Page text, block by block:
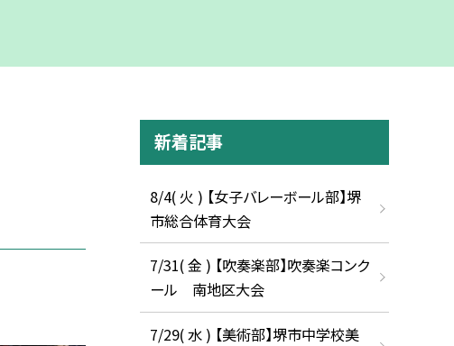
新着記事
8/4( 火 ) 【女子バレーボール部】堺
市総合体育大会
7/31( 金 ) 【吹奏楽部】吹奏楽コンク
ール 南地区大会
7/29( 水 ) 【美術部】堺市中学校美